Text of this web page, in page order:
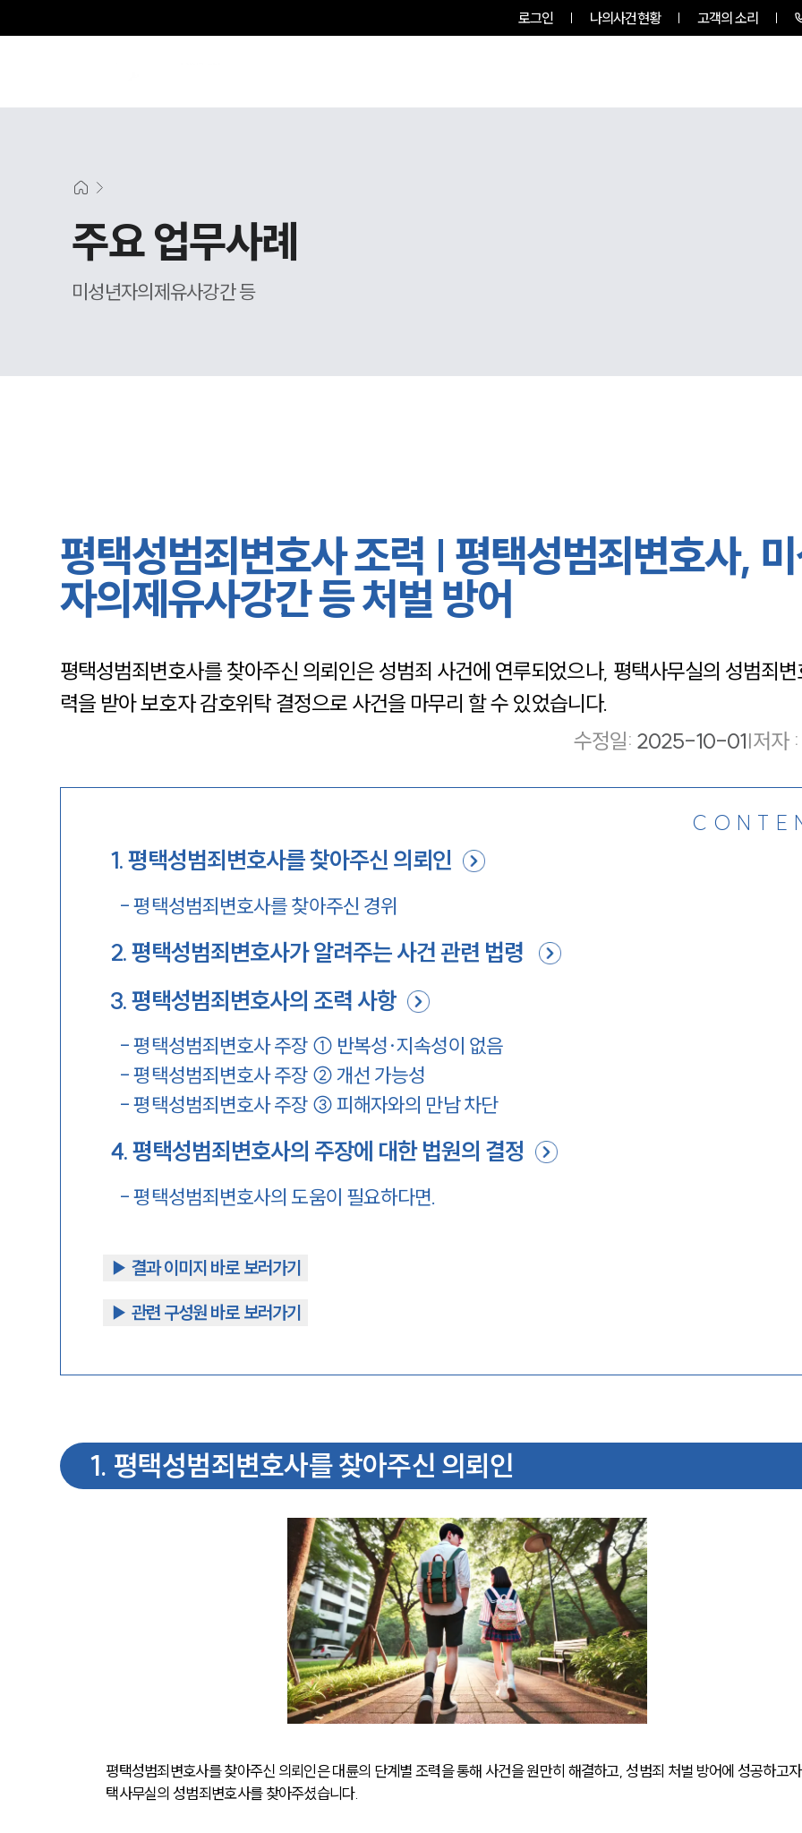
로그인 나의사건현황 고객의 소리
주요 업무사례
미성년자의제유사강간 등
평택성범죄변호사 조력 | 평택성범죄변호사,
자의제유사강간 등 처벌 방어
평택성범죄변호사를 찾아주신 의뢰인은 성범죄 사건에 연루되었으나, 평택사무실의 성범죄
력을 받아 보호자 감호위탁 결정으로 사건을 마무리 할 수 있었습니다.
수정일: 2025-10-01|저자 :
1.평택성범죄변호사를 찾아주신 의뢰인
-평택성범죄변호사를 찾아주신 경위
2.평택성범죄변호사가 알려주는 사건 관련 법령
3.평택성범죄변호사의 조력 사항
-평택성범죄변호사 주장 ① 반복성·지속성이 없음
-평택성범죄변호사 주장 ② 개선 가능성
-평택성범죄변호사 주장 ③ 피해자와의 만남 차단
4.평택성범죄변호사의 주장에 대한 법원의 결정
-평택성범죄변호사의 도움이 필요하다면.
▶︎ 결과 이미지 바로 보러가기
▶︎ 관련 구성원 바로 보러가기
1. 평택성범죄변호사를 찾아주신 의뢰인
평택성범죄변호사를 찾아주신 의뢰인은 대륜의 단계별 조력을 통해 사건을 원만히 해결하고, 성범죄 처벌 방어에 성공하고
택사무실의 성범죄변호사를 찾아주셨습니다.